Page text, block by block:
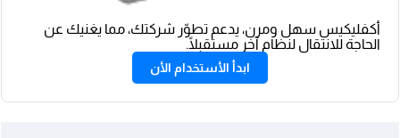
أكفليكيس سهل ومرن، يدعم تطوّر شركتك، مما يغنيك عن
الحاجة للانتقال لنظام آخر مستقبلًا.
ابدأ الأستخدام الأن